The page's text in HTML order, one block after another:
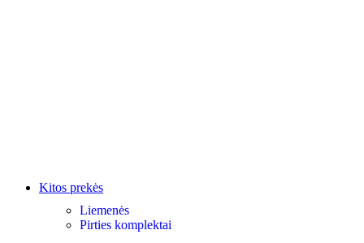
Kitos prekės
Liemenės
Pirties komplektai